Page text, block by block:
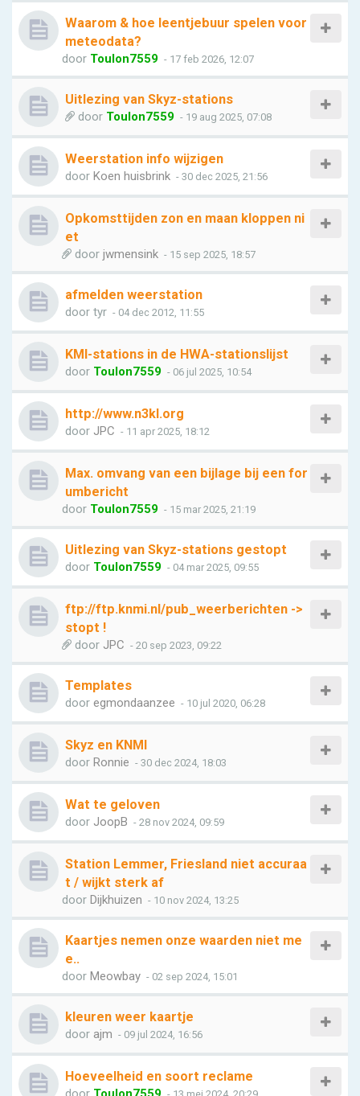
Waarom & hoe leentjebuur spelen voor
meteodata?
door Toulon7559 - 17 feb 2026, 12:07
Uitlezing van Skyz-stations
door Toulon7559 - 19 aug 2025, 07:08
Weerstation info wijzigen
door Koen huisbrink - 30 dec 2025, 21:56
Opkomsttijden zon en maan kloppen ni
et
door jwmensink - 15 sep 2025, 18:57
afmelden weerstation
door tyr - 04 dec 2012, 11:55
KMI-stations in de HWA-stationslijst
door Toulon7559 - 06 jul 2025, 10:54
http://www.n3kl.org
door JPC - 11 apr 2025, 18:12
Max. omvang van een bijlage bij een for
umbericht
door Toulon7559 - 15 mar 2025, 21:19
Uitlezing van Skyz-stations gestopt
door Toulon7559 - 04 mar 2025, 09:55
ftp://ftp.knmi.nl/pub_weerberichten ->
stopt !
door JPC - 20 sep 2023, 09:22
Templates
door egmondaanzee - 10 jul 2020, 06:28
Skyz en KNMI
door Ronnie - 30 dec 2024, 18:03
Wat te geloven
door JoopB - 28 nov 2024, 09:59
Station Lemmer, Friesland niet accuraa
t / wijkt sterk af
door Dijkhuizen - 10 nov 2024, 13:25
Kaartjes nemen onze waarden niet me
e..
door Meowbay - 02 sep 2024, 15:01
kleuren weer kaartje
door ajm - 09 jul 2024, 16:56
Hoeveelheid en soort reclame